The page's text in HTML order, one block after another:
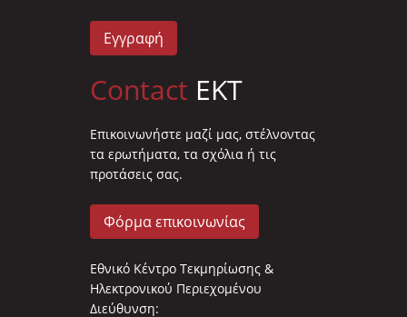
Εγγραφή
Contact EKT
Επικοινωνήστε μαζί μας, στέλνοντας
τα ερωτήματα, τα σχόλια ή τις
προτάσεις σας.
Φόρμα επικοινωνίας
Εθνικό Κέντρο Τεκμηρίωσης &
Ηλεκτρονικού Περιεχομένου
Διεύθυνση: